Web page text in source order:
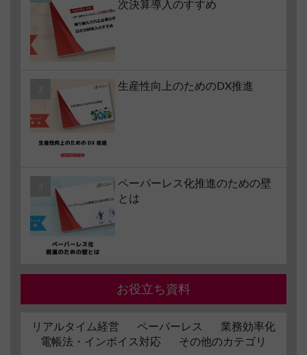
次決算導入のすすめ
生産性向上のためのDX推進
ペーパーレス化推進のための壁
とは
お役立ち資料
リアルタイム経営 ペーパーレス
業務効率化
電帳法・インボイス対応
その他のカテゴリ